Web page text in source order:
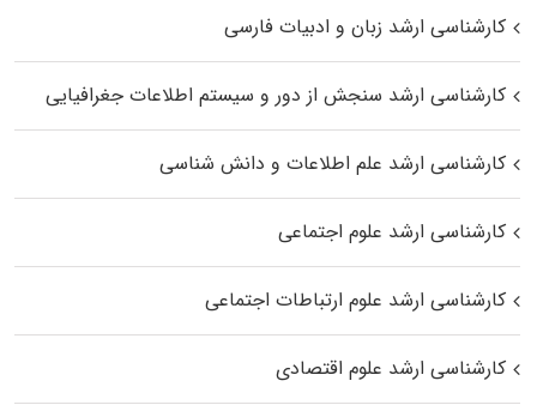
کارشناسی ارشد زبان و ادبیات فارسی
کارشناسی ارشد سنجش از دور و سیستم اطلاعات جغرافیایی
کارشناسی ارشد علم اطلاعات و دانش شناسی
کارشناسی ارشد علوم اجتماعی
کارشناسی ارشد علوم ارتباطات اجتماعی
کارشناسی ارشد علوم اقتصادی